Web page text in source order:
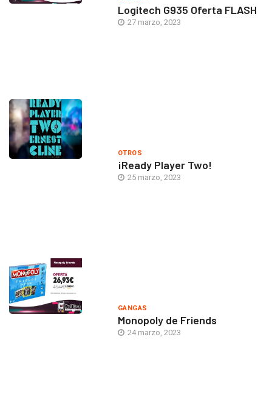
Logitech G935 Oferta FLASH
27 marzo, 2023
OTROS
¡Ready Player Two!
25 marzo, 2023
GANGAS
Monopoly de Friends
24 marzo, 2023